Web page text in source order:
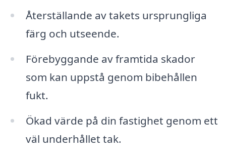
Återställande av takets ursprungliga
färg och utseende.
Förebyggande av framtida skador
som kan uppstå genom bibehållen
fukt.
Ökad värde på din fastighet genom ett
väl underhållet tak.